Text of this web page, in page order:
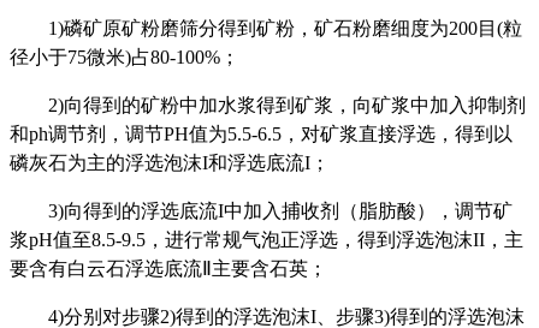
1)磷矿原矿粉磨筛分得到矿粉，矿石粉磨细度为200目(粒
径小于75微米)占80-100%；
2)向得到的矿粉中加水浆得到矿浆，向矿浆中加入抑制剂
和ph调节剂，调节PH值为5.5-6.5，对矿浆直接浮选，得到以
磷灰石为主的浮选泡沫I和浮选底流I；
3)向得到的浮选底流I中加入捕收剂（脂肪酸），调节矿
浆pH值至8.5-9.5，进行常规气泡正浮选，得到浮选泡沫II，主
要含有白云石浮选底流Ⅱ主要含石英；
4)分别对步骤2)得到的浮选泡沫I、步骤3)得到的浮选泡沫